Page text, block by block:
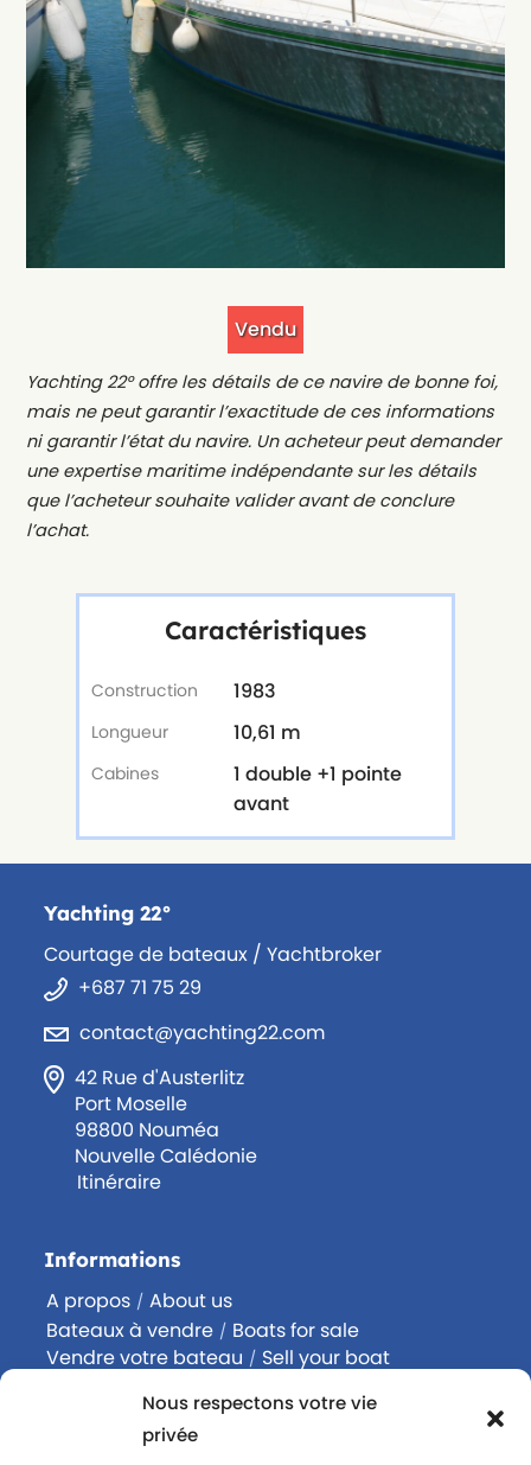
Nous respectons votre vie
privée
Caractéristiques
Construction 1983
Longueur 10,61 m
Cabines
1 double +1 pointe
avant
Vendu
Yachting 22° offre les détails de ce navire de bonne foi,
mais ne peut garantir l’exactitude de ces informations
ni garantir l’état du navire. Un acheteur peut demander
une expertise maritime indépendante sur les détails
que l’acheteur souhaite valider avant de conclure
l’achat.
Yachting 22°
Courtage de bateaux / Yachtbroker
+687 71 75 29
contact@yachting22.com
42 Rue d'Austerlitz
Port Moselle
98800 Nouméa
Nouvelle Calédonie
Itinéraire
Informations
A propos / About us
Bateaux à vendre / Boats for sale
Vendre votre bateau / Sell your boat
Contactez-nous /Contact us
Rejoignez-nous